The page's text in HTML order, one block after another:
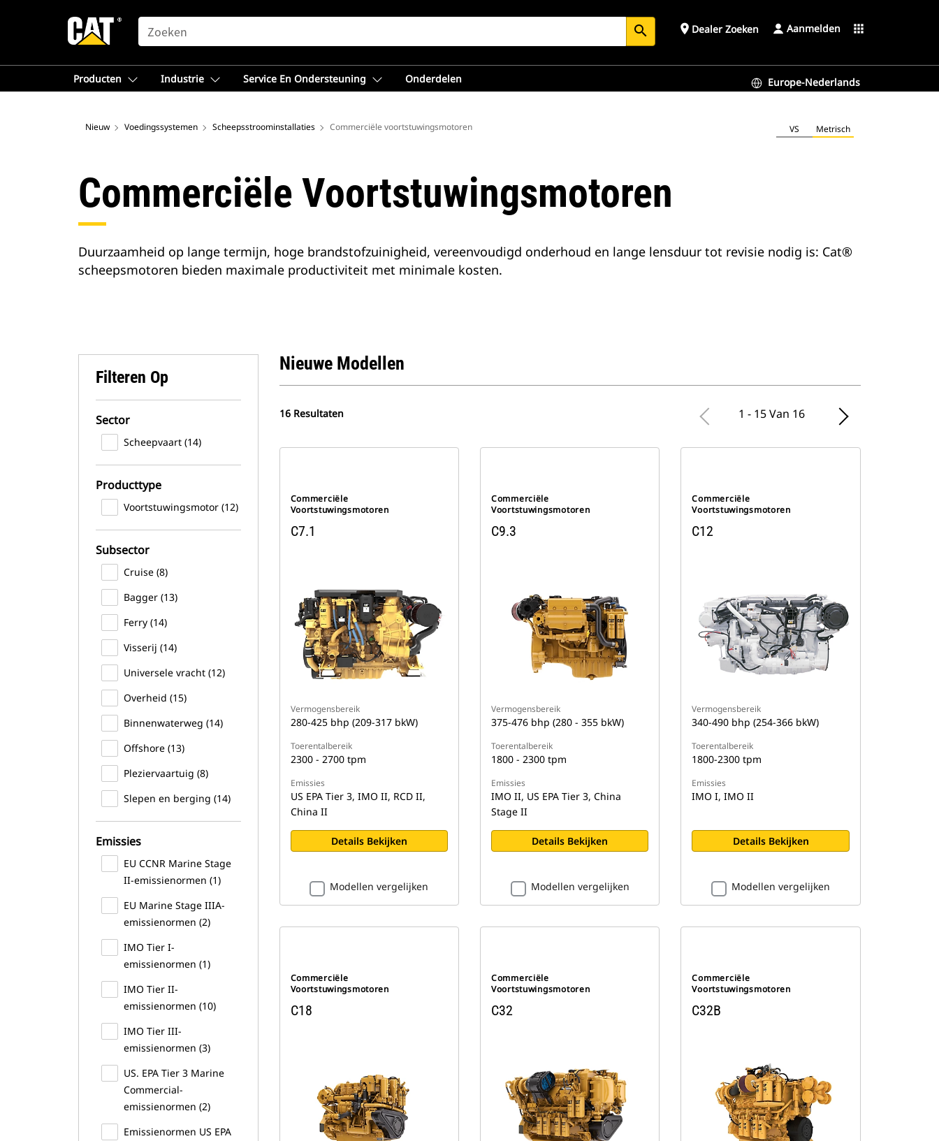
SEARCH search place Dealer Zoeken Aanmelden apps
Producten Industrie Service En Ondersteuning Onderdelen Europe-Nederlands
Nieuw Voedingssystemen Scheepsstroominstallaties Commerciële voortstuwingsmotoren VS Metrisch
Commerciële Voortstuwingsmotoren
Duurzaamheid op lange termijn, hoge brandstofzuinigheid, vereenvoudigd onderhoud en lange lensduur tot revisie nodig is: Cat®
scheepsmotoren bieden maximale productiviteit met minimale kosten.
Filteren Op
Sector
Scheepvaart (14)
Producttype
Voortstuwingsmotor (12)
Subsector
Cruise (8)
Bagger (13)
Ferry (14)
Visserij (14)
Universele vracht (12)
Overheid (15)
Binnenwaterweg (14)
Offshore (13)
Pleziervaartuig (8)
Slepen en berging (14)
Emissies
EU CCNR Marine Stage
II-emissienormen (1)
EU Marine Stage IIIA-
emissienormen (2)
IMO Tier I-
emissienormen (1)
IMO Tier II-
emissienormen (10)
IMO Tier III-
emissienormen (3)
US. EPA Tier 3 Marine
Commercial-
emissienormen (2)
Emissienormen US EPA
Nieuwe Modellen
16 Resultaten 1 - 15 Van 16
Commerciële
Voortstuwingsmotoren
C7.1
Vermogensbereik
280-425 bhp (209-317 bkW)
Toerentalbereik
2300 - 2700 tpm
Emissies
US EPA Tier 3, IMO II, RCD II,
China II
Details Bekijken
Modellen vergelijken
Commerciële
Voortstuwingsmotoren
C9.3
Vermogensbereik
375-476 bhp (280 - 355 bkW)
Toerentalbereik
1800 - 2300 tpm
Emissies
IMO II, US EPA Tier 3, China
Stage II
Details Bekijken
Modellen vergelijken
Commerciële
Voortstuwingsmotoren
C12
Vermogensbereik
340-490 bhp (254-366 bkW)
Toerentalbereik
1800-2300 tpm
Emissies
IMO I, IMO II
Details Bekijken
Modellen vergelijken
Commerciële
Voortstuwingsmotoren
C18
Commerciële
Voortstuwingsmotoren
C32
Commerciële
Voortstuwingsmotoren
C32B